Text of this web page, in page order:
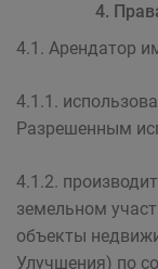
4.
4.1. Арендатор
4.1.1.
Разрешенным
4.1.2.
земельном
объекты
Улучшения) по